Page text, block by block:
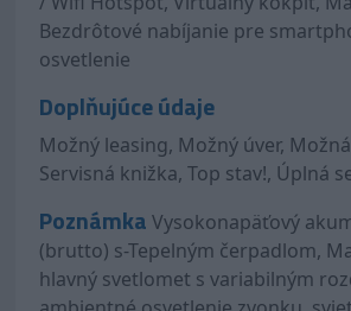
Bezdrôtové nabíjanie pre
osvetlenie
Doplňujúce údaje
Možný leasing, Možný úver,
Servisná knižka, Top stav!, Úplná
Poznámka Vysokonapäťový
(brutto) s-Tepelným čerpadlom,
hlavný svetlomet s variabilným